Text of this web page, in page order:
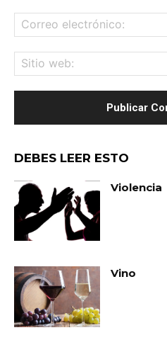
DEBES LEER ESTO
Violencia
Vino